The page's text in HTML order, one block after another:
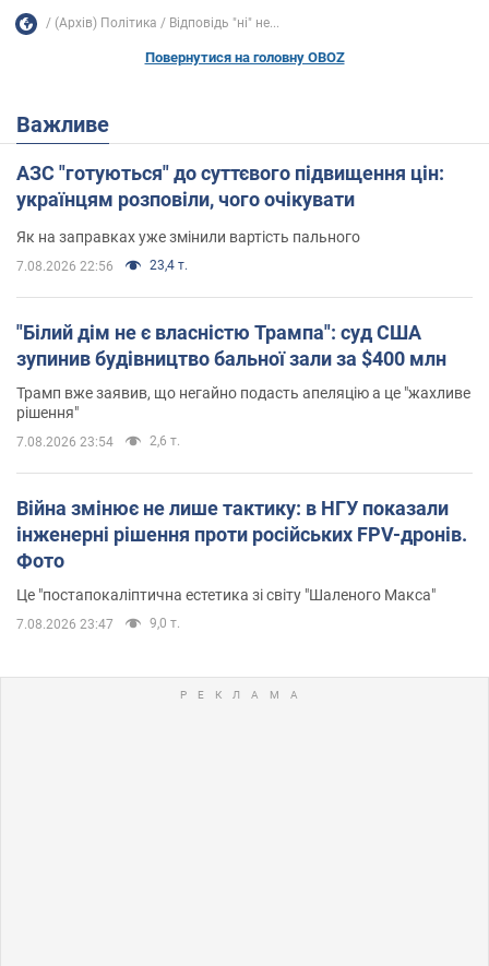
(Архів) Політика Відповідь "ні" не...
Повернутися на головну OBOZ
Важливе
АЗС "готуються" до суттєвого підвищення цін:
українцям розповіли, чого очікувати
Як на заправках уже змінили вартість пального
7.08.2026 22:56 23,4 т.
"Білий дім не є власністю Трампа": суд США
зупинив будівництво бальної зали за $400 млн
Трамп вже заявив, що негайно подасть апеляцію а це "жахливе
рішення"
7.08.2026 23:54 2,6 т.
Війна змінює не лише тактику: в НГУ показали
інженерні рішення проти російських FPV-дронів.
Фото
Це "постапокаліптична естетика зі світу "Шаленого Макса"
7.08.2026 23:47 9,0 т.